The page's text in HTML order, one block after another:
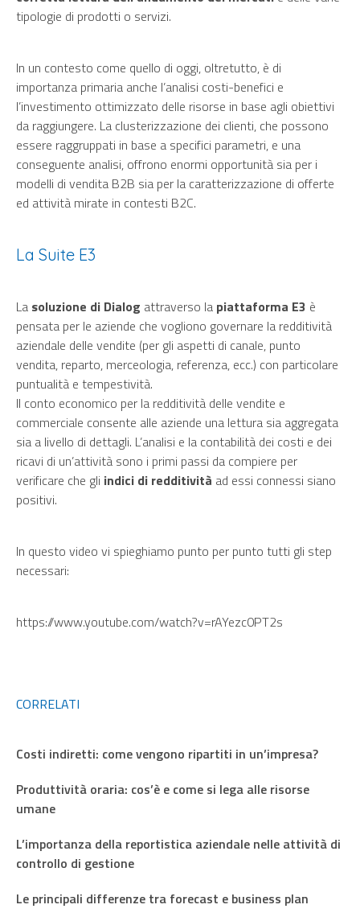
tipologie di prodotti o servizi.
In un contesto come quello di oggi, oltretutto, è di
importanza primaria anche l’analisi costi-benefici e
l’investimento ottimizzato delle risorse in base agli obiettivi
da raggiungere. La clusterizzazione dei clienti, che possono
essere raggruppati in base a specifici parametri, e una
conseguente analisi, offrono enormi opportunità sia per i
modelli di vendita B2B sia per la caratterizzazione di offerte
ed attività mirate in contesti B2C.
La Suite E3
La soluzione di Dialog attraverso la piattaforma E3 è
pensata per le aziende che vogliono governare la redditività
aziendale delle vendite (per gli aspetti di canale, punto
vendita, reparto, merceologia, referenza, ecc.) con particolare
puntualità e tempestività.
Il conto economico per la redditività delle vendite e
commerciale consente alle aziende una lettura sia aggregata
sia a livello di dettagli. L’analisi e la contabilità dei costi e dei
ricavi di un’attività sono i primi passi da compiere per
verificare che gli indici di redditività ad essi connessi siano
positivi.
In questo video vi spieghiamo punto per punto tutti gli step
necessari:
https://www.youtube.com/watch?v=rAYezc0PT2s
CORRELATI
Costi indiretti: come vengono ripartiti in un’impresa?
Produttività oraria: cos’è e come si lega alle risorse
umane
L’importanza della reportistica aziendale nelle attività di
controllo di gestione
Le principali differenze tra forecast e business plan